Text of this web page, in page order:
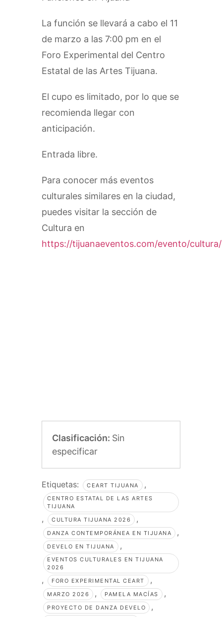
La función se llevará a cabo el 11
de marzo a las 7:00 pm en el
Foro Experimental del Centro
Estatal de las Artes Tijuana.
El cupo es limitado, por lo que se
recomienda llegar con
anticipación.
Entrada libre.
Para conocer más eventos
culturales similares en la ciudad,
puedes visitar la sección de
Cultura en
https://tijuanaeventos.com/evento/cultura/
Clasificación: Sin
especificar
Etiquetas: CEART TIJUANA ,
CENTRO ESTATAL DE LAS ARTES
TIJUANA
, CULTURA TIJUANA 2026 ,
DANZA CONTEMPORÁNEA EN TIJUANA ,
DEVELO EN TIJUANA ,
EVENTOS CULTURALES EN TIJUANA
2026
, FORO EXPERIMENTAL CEART ,
MARZO 2026 , PAMELA MACÍAS ,
PROYECTO DE DANZA DEVELO ,